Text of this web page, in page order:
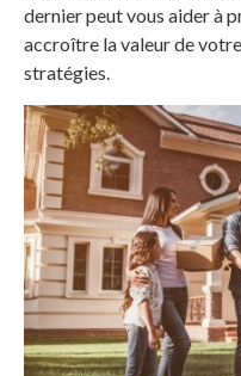
dernier peut vous aider à
accroître la valeur de
stratégies.